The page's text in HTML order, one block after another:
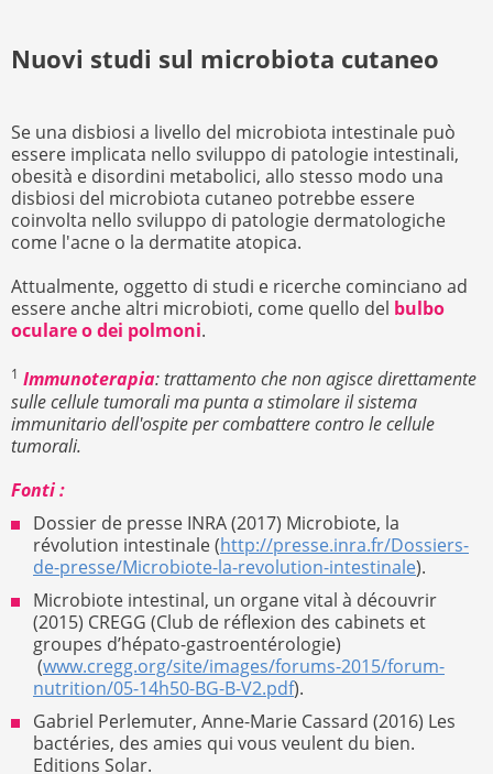
Nuovi studi sul microbiota cutaneo
Se una disbiosi a livello del microbiota intestinale può
essere implicata nello sviluppo di patologie intestinali,
obesità e disordini metabolici, allo stesso modo una
disbiosi del microbiota cutaneo potrebbe essere
coinvolta nello sviluppo di patologie dermatologiche
come l'acne o la dermatite atopica.
Attualmente, oggetto di studi e ricerche cominciano ad
essere anche altri microbioti, come quello del bulbo
oculare o dei polmoni.
1 Immunoterapia: trattamento che non agisce direttamente
sulle cellule tumorali ma punta a stimolare il sistema
immunitario dell'ospite per combattere contro le cellule
tumorali.
Fonti :
Dossier de presse INRA (2017) Microbiote, la
révolution intestinale (http://presse.inra.fr/Dossiers-
de-presse/Microbiote-la-revolution-intestinale).
Microbiote intestinal, un organe vital à découvrir
(2015) CREGG (Club de réflexion des cabinets et
groupes d’hépato-gastroentérologie)
(www.cregg.org/site/images/forums-2015/forum-
nutrition/05-14h50-BG-B-V2.pdf).
Gabriel Perlemuter, Anne-Marie Cassard (2016) Les
bactéries, des amies qui vous veulent du bien.
Editions Solar.